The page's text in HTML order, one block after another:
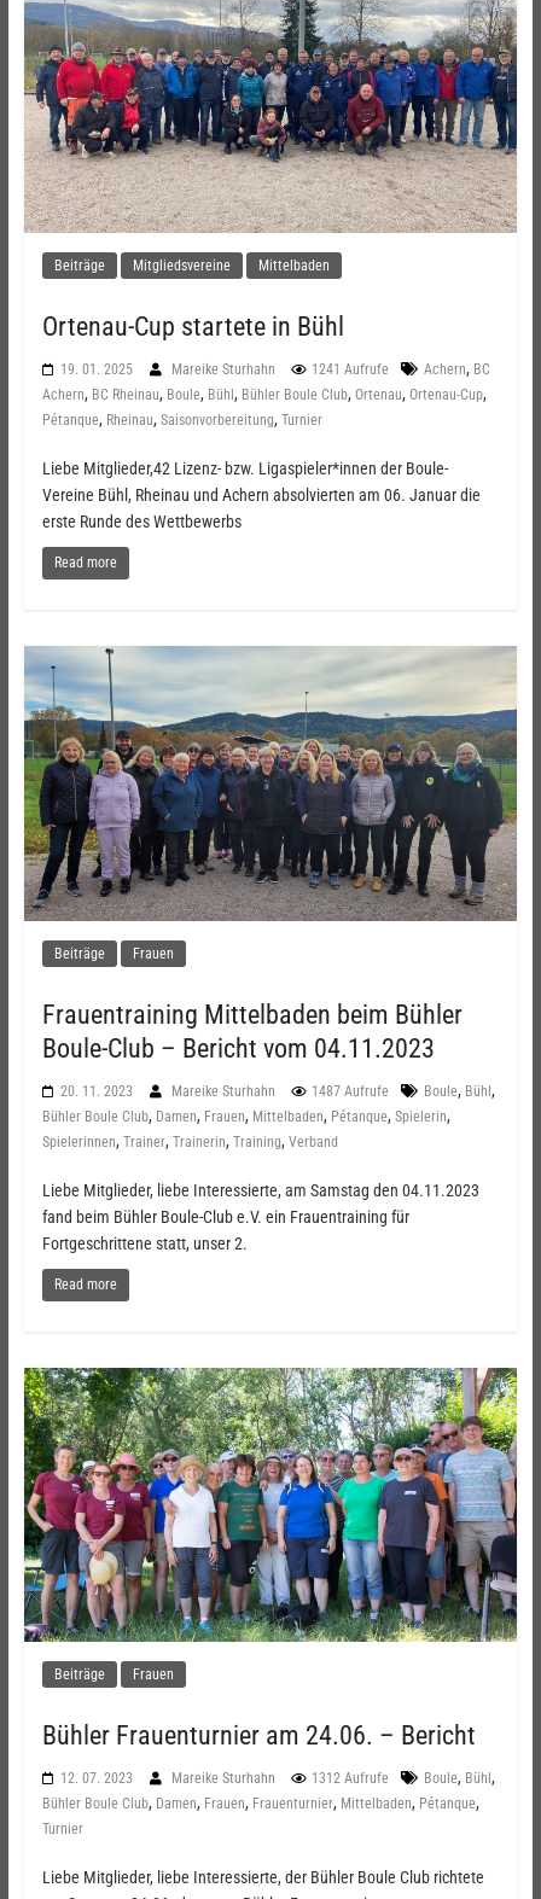
Beiträge Mitgliedsvereine Mittelbaden
Ortenau-Cup startete in Bühl
19. 01. 2025 Mareike Sturhahn 1241 Aufrufe Achern, BC
Achern, BC Rheinau, Boule, Bühl , Bühler Boule Club, Ortenau, Ortenau-Cup,
Pétanque, Rheinau, Saisonvorbereitung, Turnier
Liebe Mitglieder,42 Lizenz- bzw. Ligaspieler*innen der Boule-
Vereine Bühl, Rheinau und Achern absolvierten am 06. Januar die
erste Runde des Wettbewerbs
Read more
Beiträge Frauen
Frauentraining Mittelbaden beim Bühler
Boule-Club – Bericht vom 04.11.2023
20. 11. 2023 Mareike Sturhahn 1487 Aufrufe Boule, Bühl,
Bühler Boule Club, Damen, Frauen, Mittelbaden, Pétanque, Spielerin,
Spielerinnen, Trainer, Trainerin, Training, Verband
Liebe Mitglieder, liebe Interessierte, am Samstag den 04.11.2023
fand beim Bühler Boule-Club e.V. ein Frauentraining für
Fortgeschrittene statt, unser 2.
Read more
Beiträge Frauen
Bühler Frauenturnier am 24.06. – Bericht
12. 07. 2023 Mareike Sturhahn 1312 Aufrufe Boule, Bühl,
Bühler Boule Club, Damen, Frauen, Frauenturnier, Mittelbaden, Pétanque,
Turnier
Liebe Mitglieder, liebe Interessierte, der Bühler Boule Club richtete